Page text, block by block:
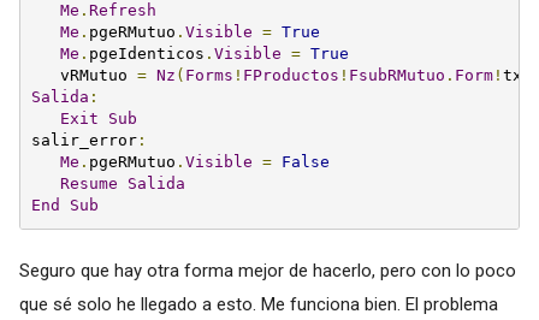
Me . Refresh
Me . pgeRMutuo .Visible = True
Me . pgeIdenticos .Visible = True
vRMutuo = Nz ( Forms ! FProductos ! FsubRMutuo . Form !
Salida :
Exit
Sub
salir_error :
Me . pgeRMutuo .Visible = False
Resume
Salida
End
Sub
Seguro que hay otra forma mejor de hacerlo, pero con lo poco
que sé solo he llegado a esto. Me funciona bien. El problema